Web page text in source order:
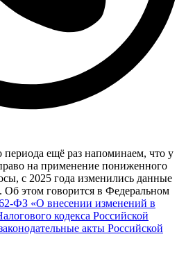
периода ещё раз напоминаем, что у
на применение пониженного
с 2025 года изменились данные
Об этом говорится в Федеральном
ФЗ «О внесении изменений в
кодекса Российской
акты Российской